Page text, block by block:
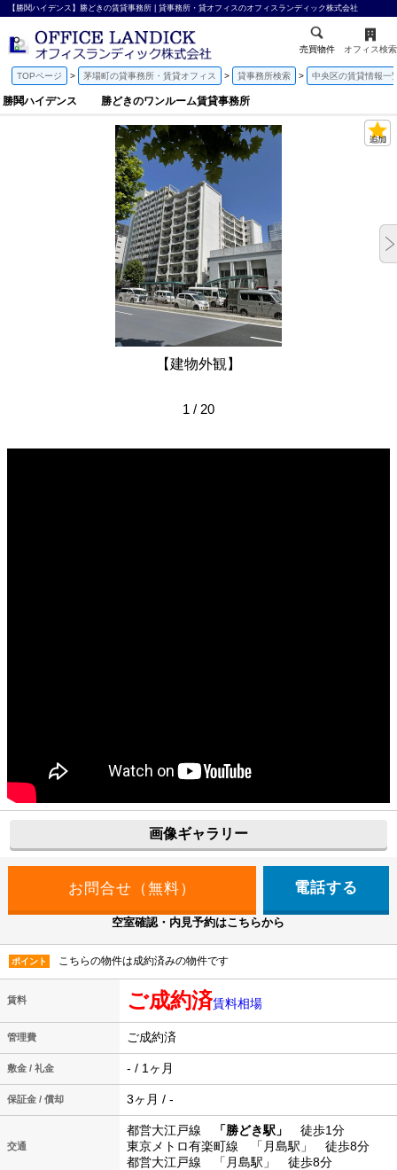
【勝鬨ハイデンス】勝どきの賃貸事務所 | 貸事務所・貸オフィスのオフィスランディック株式会社
売買物件 オフィス検索
TOPページ 茅場町の貸事務所・賃貸オフィス 貸事務所検索 中央区の賃貸情報一
勝鬨ハイデンス 勝どきのワンルーム賃貸事務所
【建物外観】
1 / 20
画像ギャラリー
電話する
空室確認・内見予約はこちらから
ポイント こちらの物件は成約済みの物件です
賃料 ご成約済賃料相場
管理費 ご成約済
敷金 / 礼金 - / 1ヶ月
保証金 / 償却 3ヶ月 / -
交通
都営大江戸線 「勝どき駅」
徒歩1分
東京メトロ有楽町線 「月島駅」 徒歩8分
都営大江戸線 「月島駅」 徒歩8分